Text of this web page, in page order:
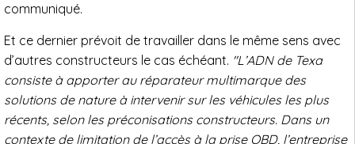
communiqué.
Et ce dernier prévoit de travailler dans le même sens avec
d’autres constructeurs le cas échéant. "L’ADN de Texa
consiste à apporter au réparateur multimarque des
solutions de nature à intervenir sur les véhicules les plus
récents, selon les préconisations constructeurs. Dans un
contexte de limitation de l’accès à la prise OBD, l’entreprise